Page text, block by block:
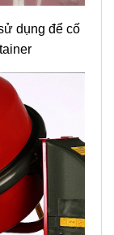
dụng để cố